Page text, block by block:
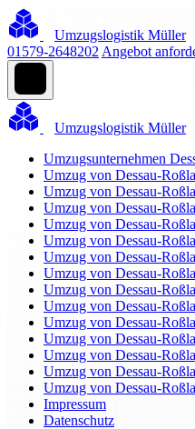
Umzugslogistik Müller
01579-2648202 Angebot
Umzugslogistik Müller
Umzugsunternehmen
Umzug von Dessau-
Umzug von Dessau-
Umzug von Dessau-
Umzug von Dessau-
Umzug von Dessau-
Umzug von Dessau-
Umzug von Dessau-
Umzug von Dessau-
Umzug von Dessau-
Umzug von Dessau-
Umzug von Dessau-
Umzug von Dessau-
Umzug von Dessau-
Umzug von Dessau-
Impressum
Datenschutz